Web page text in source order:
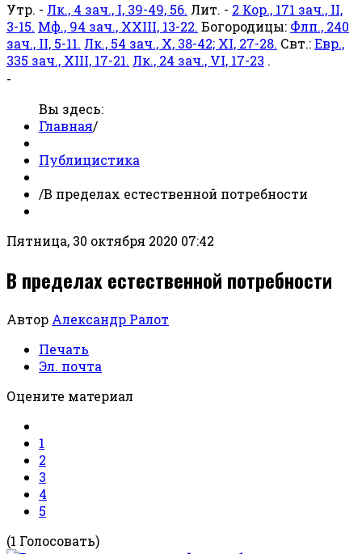
Утр. - Лк., 4 зач., I, 39-49, 56. Лит. - 2 Кор., 171 зач., II,
3-15. Мф., 94 зач., XXIII, 13-22. Богородицы: Флп., 240
зач., II, 5-11. Лк., 54 зач., X, 38-42; XI, 27-28. Свт.:Евр.,
335 зач., XIII, 17-21. Лк., 24 зач., VI, 17-23 .
-
Вы здесь:
Главная/
Публицистика
/В пределах естественной потребности
Пятница, 30 октября 2020 07:42
В пределах естественной потребности
Автор Александр Ралот
Печать
Эл. почта
Оцените материал
1
2
3
4
5
(1 Голосовать)